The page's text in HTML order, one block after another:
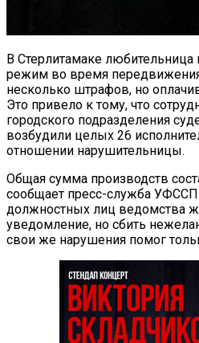
В Стерлитамаке
режим во время
несколько штрафов, но
Это привело к тому, что
городского подразделения
возбудили целых 26
отношении нарушительницы.
Общая сумма производств
сообщает пресс-служба
должностных лиц ведомства
уведомление, но сбить
свои же нарушения помог